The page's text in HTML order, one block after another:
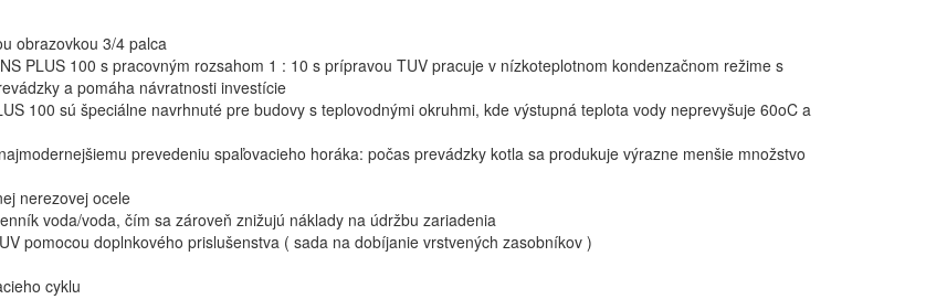
obrazovkou 3/4 palca
PLUS 100 s pracovným rozsahom 1 : 10 s prípravou TUV pracuje v nízkoteplotnom kondenzačnom režime s
a pomáha návratnosti investície
100 sú špeciálne navrhnuté pre budovy s teplovodnými okruhmi, kde výstupná teplota vody neprevyšuje 60oC a
prevedeniu spaľovacieho horáka: počas prevádzky kotla sa produkuje výrazne menšie množstvo
nerezovej ocele
voda/voda, čím sa zároveň znižujú náklady na údržbu zariadenia
pomocou doplnkového prislušenstva ( sada na dobíjanie vrstvených zasobníkov )
cyklu